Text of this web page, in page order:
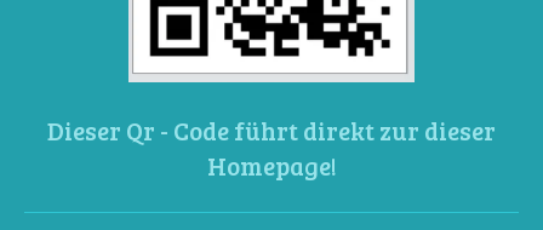
Dieser Qr - Code führt direkt zur dieser
Homepage!